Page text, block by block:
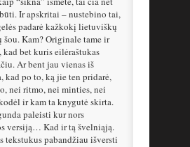
Ir apskritai – nustebino tai,
padarė kažkokį lietuviškų
Kam? Originale tame ir
kad bet kuris eilėraštukas
Ar bent jau vienas iš
kad po to, ką jie ten pridarė,
nei ritmo, nei minties, nei
ir kam ta knygutė skirta.
paleisti kur nors
versiją… Kad ir tą švelniąją.
tekstukus pabandžiau išversti